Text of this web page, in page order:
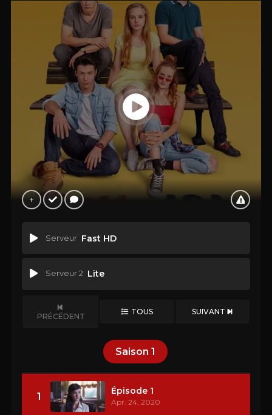
Serveur Fast HD
Serveur 2 Lite
PRÉCÉDENT TOUS SUIVANT
Saison 1
1 Épisode 1
Apr. 24, 2020